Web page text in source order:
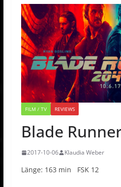
FILM / TV REVIEWS
Blade
2017-10-06 Klaudia Weber
Länge: 163 min FSK 12